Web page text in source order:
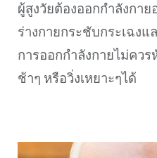
ผู้สูงวัยต้องออกกำลังกาย
ร่างกายกระชับกระเฉงแ
การออกกำลังกายไม่คว
ช้าๆ หรือวิ่งเหยาะๆได้